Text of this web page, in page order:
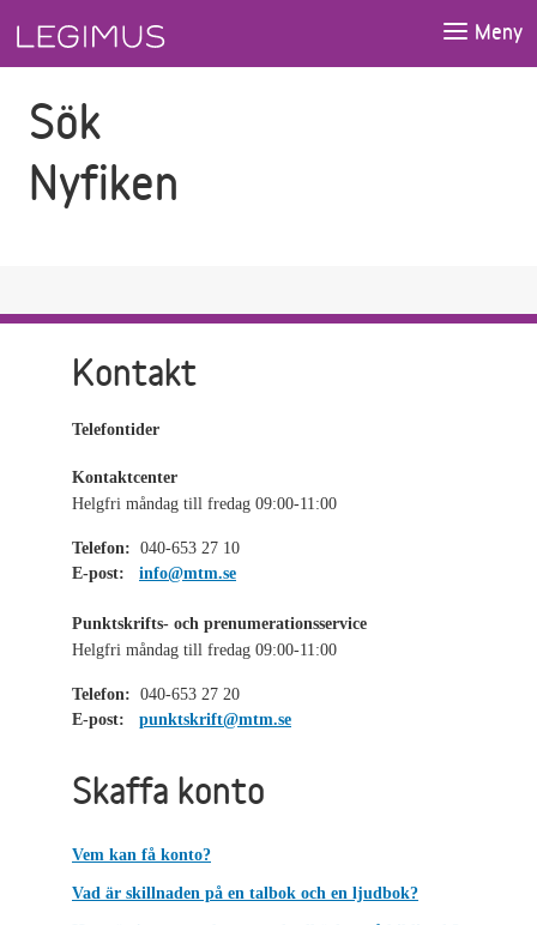
Meny
Sök
Nyfiken
Kontakt
Telefontider
Kontaktcenter
Helgfri måndag till fredag 09:00-11:00
Telefon: 040-653 27 10
E-post:
info@mtm.se
Punktskrifts- och prenumerationsservice
Helgfri måndag till fredag 09:00-11:00
Telefon: 040-653 27 20
E-post:
punktskrift@mtm.se
Skaffa konto
Vem kan få konto?
Vad är skillnaden på en talbok och en ljudbok?